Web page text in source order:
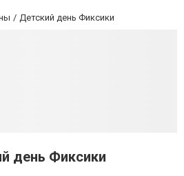
Детский день Фиксики
день Фиксики